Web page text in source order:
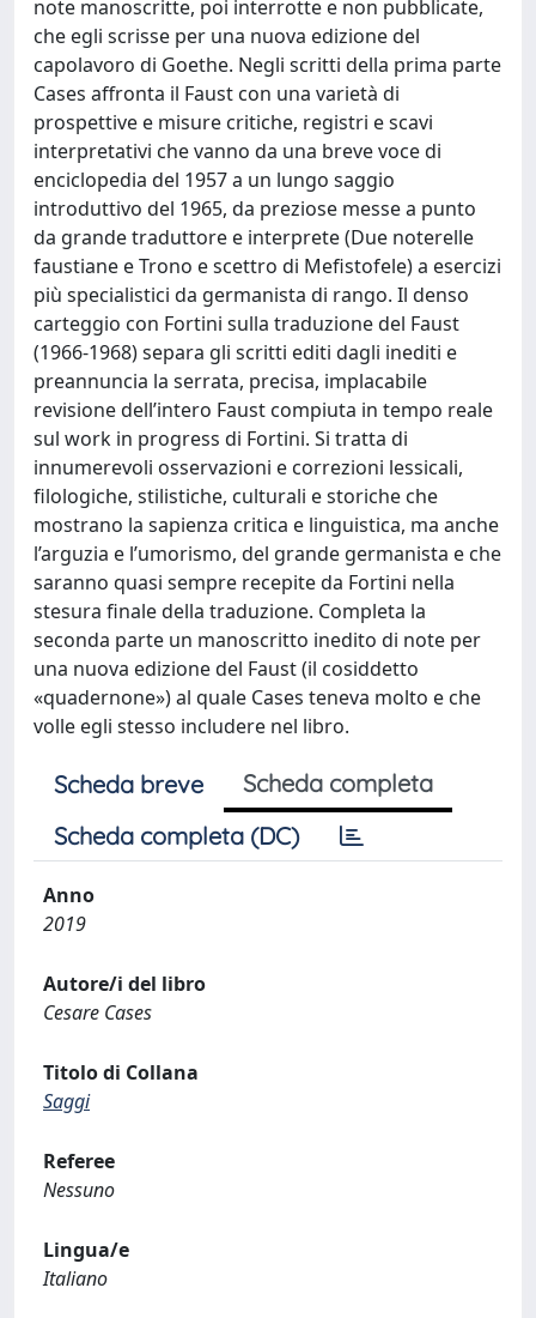
note manoscritte, poi interrotte e non pubblicate,
che egli scrisse per una nuova edizione del
capolavoro di Goethe. Negli scritti della prima parte
Cases affronta il Faust con una varietà di
prospettive e misure critiche, registri e scavi
interpretativi che vanno da una breve voce di
enciclopedia del 1957 a un lungo saggio
introduttivo del 1965, da preziose messe a punto
da grande traduttore e interprete (Due noterelle
faustiane e Trono e scettro di Mefistofele) a esercizi
più specialistici da germanista di rango. Il denso
carteggio con Fortini sulla traduzione del Faust
(1966-1968) separa gli scritti editi dagli inediti e
preannuncia la serrata, precisa, implacabile
revisione dell’intero Faust compiuta in tempo reale
sul work in progress di Fortini. Si tratta di
innumerevoli osservazioni e correzioni lessicali,
filologiche, stilistiche, culturali e storiche che
mostrano la sapienza critica e linguistica, ma anche
l’arguzia e l’umorismo, del grande germanista e che
saranno quasi sempre recepite da Fortini nella
stesura finale della traduzione. Completa la
seconda parte un manoscritto inedito di note per
una nuova edizione del Faust (il cosiddetto
«quadernone») al quale Cases teneva molto e che
volle egli stesso includere nel libro.
Scheda breve
Scheda completa
Scheda completa (DC)
Anno
2019
Autore/i del libro
Cesare Cases
Titolo di Collana
Saggi
Referee
Nessuno
Lingua/e
Italiano